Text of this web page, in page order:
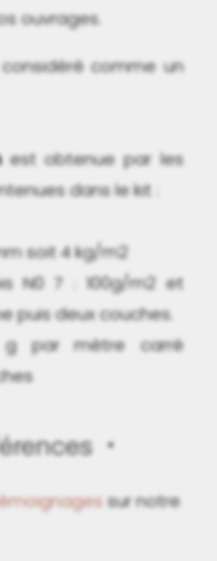
ouvrages.
comme un
est obtenue par les
dans le kit :
soit 4 kg/m2
N0 7 : 100g/m2 et
puis deux couches.
g par mètre carré
sur notre